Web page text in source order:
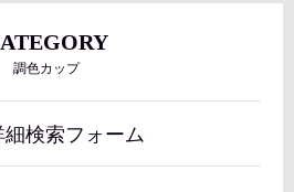
調色カップ
細検索フォーム